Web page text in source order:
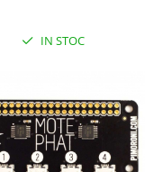
IN STOC